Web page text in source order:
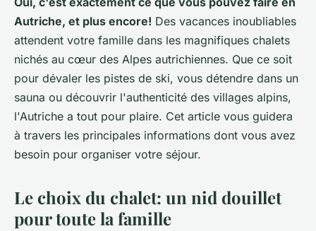
Autriche, et plus encore! Des vacances inoubliables
attendent votre famille dans les magnifiques chalets
nichés au cœur des Alpes autrichiennes. Que ce soit
pour dévaler les pistes de ski, vous détendre dans un
sauna ou découvrir l'authenticité des villages alpins,
l'Autriche a tout pour plaire. Cet article vous guidera
à travers les principales informations dont vous avez
besoin pour organiser votre séjour.
Le choix du chalet: un nid douillet
pour toute la famille